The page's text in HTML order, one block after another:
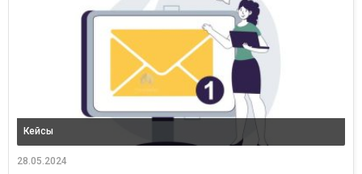
Кейсы
28.05.2024